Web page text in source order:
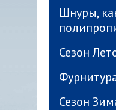
Шнуры,
Сезон
Сезон